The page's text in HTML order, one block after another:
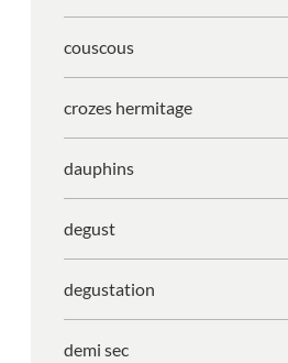
couscous
crozes hermitage
dauphins
degust
degustation
demi sec